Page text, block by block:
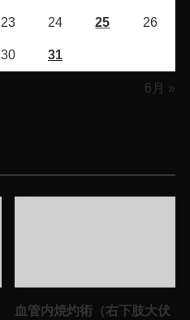
23 24 25 26
30 31
6月 »
血管内焼灼術（右下肢大伏